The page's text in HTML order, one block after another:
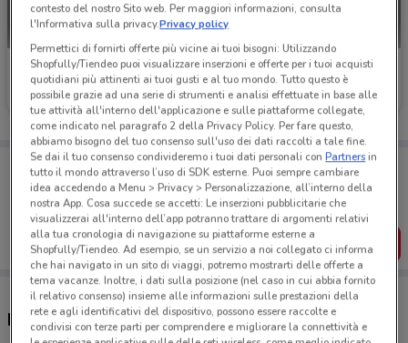
Einhell
Scade il 31/12 2.4 km
Einhell
Scade il 31/12 2.4 km
Porta DoveConviene sempre con te!
Puoi trovare le migliori offerte dei negozi vicino a te,
salvarle e creare la tua lista del risparmio, comodamente
dal tuo cellulare.
SCARICA L’APP
Negozi Einhell nelle vicinanze
contesto del nostro Sito web. Per maggiori informazioni, consulta
l'Informativa sulla privacy.Privacy policy
Permettici di fornirti offerte più vicine ai tuoi bisogni: Utilizzando
Shopfully/Tiendeo puoi visualizzare inserzioni e offerte per i tuoi acquisti
quotidiani più attinenti ai tuoi gusti e al tuo mondo. Tutto questo è
possibile grazie ad una serie di strumenti e analisi effettuate in base alle
tue attività all'interno dell'applicazione e sulle piattaforme collegate,
come indicato nel paragrafo 2 della Privacy Policy. Per fare questo,
abbiamo bisogno del tuo consenso sull'uso dei dati raccolti a tale fine.
Se dai il tuo consenso condivideremo i tuoi dati personali conPartnersin
tutto il mondo attraverso l’uso di SDK esterne. Puoi sempre cambiare
idea accedendo a Menu > Privacy > Personalizzazione, all’interno della
nostra App. Cosa succede se accetti: Le inserzioni pubblicitarie che
visualizzerai all'interno dell’app potranno trattare di argomenti relativi
alla tua cronologia di navigazione su piattaforme esterne a
Shopfully/Tiendeo. Ad esempio, se un servizio a noi collegato ci informa
che hai navigato in un sito di viaggi, potremo mostrarti delle offerte a
tema vacanze. Inoltre, i dati sulla posizione (nel caso in cui abbia fornito
il relativo consenso) insieme alle informazioni sulle prestazioni della
rete e agli identificativi del dispositivo, possono essere raccolte e
condivisi con terze parti per comprendere e migliorare la connettività e